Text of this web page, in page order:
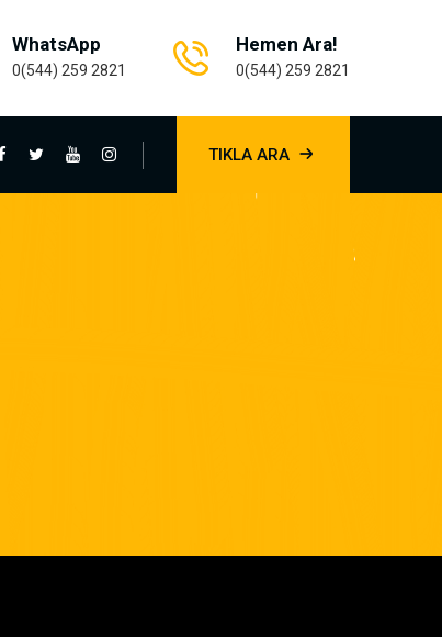
WhatsApp
0(544) 259 2821
Hemen Ara!
0(544) 259 2821
TIKLA ARA